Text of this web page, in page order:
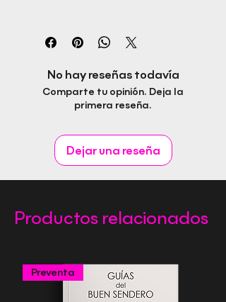
Autor: Marian Mas Oliver
ISBN: 978-84-124794-8-5
Idioma: Castellano
Páginas: 28
Género: Autobiografía
No hay reseñas todavía
Comparte tu opinión. Deja la
primera reseña.
Dejar una reseña
Productos relacionados
Preventa